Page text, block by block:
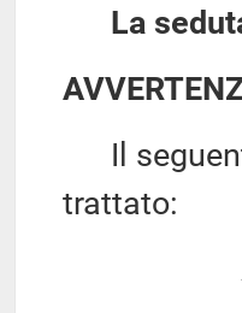
La
Il
trattato: